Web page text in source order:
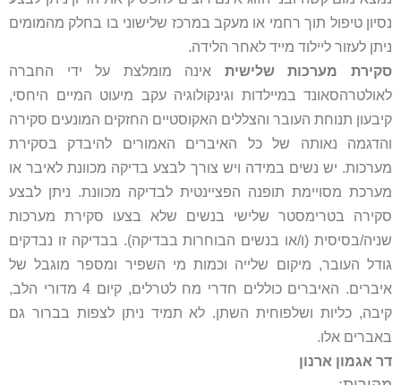
נסיון טיפול תוך רחמי או מעקב במרכז שלישוני בו בחלק מהמומים
ניתן לעזור ליילוד מייד לאחר הלידה.
סקירת מערכות שלישית אינה מומלצת על ידי החברה
לאולטרהסאונד במיילדות וגינקולוגיה עקב מיעוט המיים היחסי,
קיבעון תנוחת העובר והצללים האקוסטיים החזקים המונעים סקירה
והדגמה נאותה של כל האיברים האמורים להיבדק בסקירת
מערכות. יש נשים במידה ויש צורך לבצע בדיקה מכוונת לאיבר או
מערכת מסויימת תופנה הפציינטית לבדיקה מכוונת. ניתן לבצע
סקירה בטרימסטר שלישי בנשים שלא בצעו סקירת מערכות
שניה/בסיסית (ו/או בנשים הבוחרות בבדיקה). בבדיקה זו נבדקים
גודל העובר, מיקום שלייה וכמות מי השפיר ומספר מוגבל של
איברים. האיברים כוללים חדרי מח לטרלים, קיום 4 מדורי הלב,
קיבה, כליות ושלפוחית השתן. לא תמיד ניתן לצפות בברור גם
באברים אלו.
דר אגמון ארנון